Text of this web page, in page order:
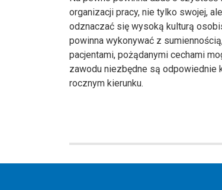
organizacji pracy, nie tylko swojej,
odznaczać się wysoką kulturą
powinna wykonywać z
pacjentami, pożądanymi cechami
zawodu niezbędne są odpowiednie
rocznym kierunku.